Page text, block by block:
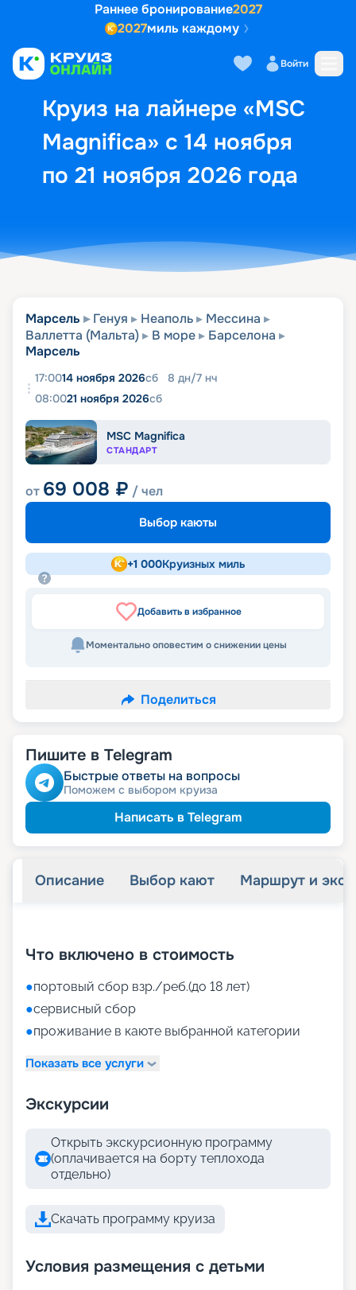
Раннее бронирование2027
2027миль каждому
Войти
Круиз на лайнере «MSC
Magnifica» с 14 ноября
по 21 ноября 2026 года
Выбор кают Маршрут и
Марсель Генуя Неаполь
Мессина
Валлетта (Мальта)
В море
Барселона
Марсель
17:0014 ноября 2026сб 8 дн/7 нч
08:0021 ноября 2026сб
MSC Magnifica
СТАНДАРТ
от 69 008 ₽ / чел
Выбор каюты
+1 000Круизных миль
Добавить в избранное
Моментально оповестим о снижении цены
Поделиться
Пишите в Telegram
Быстрые ответы на вопросы
Поможем с выбором круиза
Написать в Telegram
Описание Выбор кают Маршрут и
Что включено в стоимость
●портовый сбор взр./реб.(до 18 лет)
●сервисный сбор
●проживание в каюте выбранной категории
Показать все услуги
Экскурсии
Открыть экскурсионную программу
(оплачивается на борту теплохода
отдельно)
Скачать программу круиза
Условия размещения с детьми